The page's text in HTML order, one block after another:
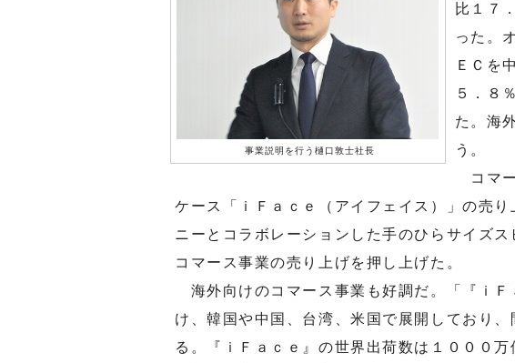
事業説明を行う樋口敦士社長
比１７
った。
ＥＣを
５．８
た。海
う。
コマー
ケース「ｉＦａｃｅ（アイフェイス）」の売
ニーとコラボレーションした手のひらサイズス
コマース事業の売り上げを押し上げた。
海外向けのコマース事業も好調だ。「『ｉＦ
け、韓国や中国、台湾、米国で展開しており
る。『ｉＦａｃｅ』の世界出荷数は１０００万